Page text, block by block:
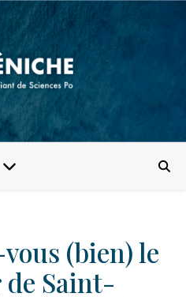
(bien) le
Saint-